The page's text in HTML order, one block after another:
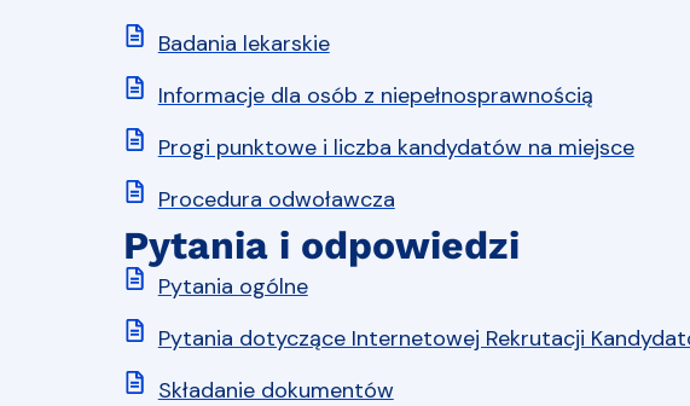
Badania lekarskie
Informacje dla osób z niepełnosprawnością
Progi punktowe i liczba kandydatów na miejsce
Procedura odwoławcza
Pytania i odpowiedzi
Pytania ogólne
Pytania dotyczące Internetowej Rekrutacji
Składanie dokumentów